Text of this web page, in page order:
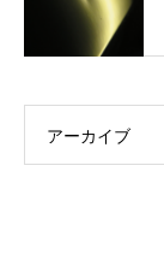
アーカイブ